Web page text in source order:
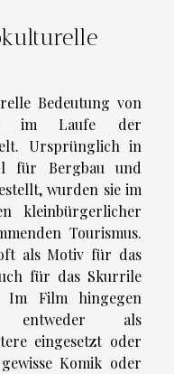
Bedeutung von
im Laufe der
Ursprünglich in
für Bergbau und
wurden sie im
kleinbürgerlicher
Tourismus.
als Motiv für das
für das Skurrile
Im Film hingegen
entweder als
eingesetzt oder
Komik oder